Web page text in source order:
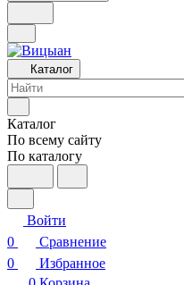
Каталог
Каталог
По всему сайту
По каталогу
Войти
0
Сравнение
0
Избранное